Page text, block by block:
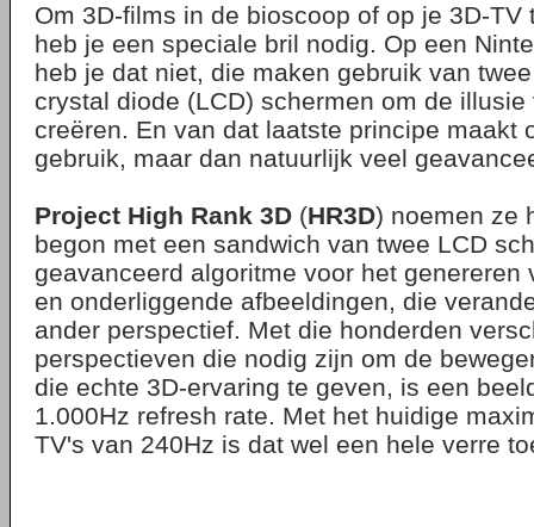
Om 3D-films in de bioscoop of op je 3D-TV
heb je een speciale bril nodig. Op een
heb je dat niet, die maken gebruik van
crystal diode (LCD) schermen om de
creëren. En van dat laatste principe maakt
gebruik, maar dan natuurlijk veel
Project High Rank 3D (HR3D) noemen ze
begon met een sandwich van twee LCD
geavanceerd algoritme voor het genereren
en onderliggende afbeeldingen, die
ander perspectief. Met die honderden
perspectieven die nodig zijn om de
die echte 3D-ervaring te geven, is een
1.000Hz refresh rate. Met het huidige
TV's van 240Hz is dat wel een hele verre